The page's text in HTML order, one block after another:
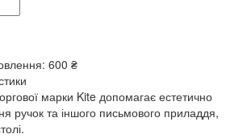
600 ₴
марки Kite допомагає естетично
ручок та іншого письмового приладдя,